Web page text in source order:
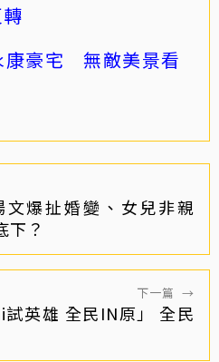
康豪宅 無敵美景看
爆扯婚變、女兒非親
？
下一篇 →
英雄 全民IN原」 全民